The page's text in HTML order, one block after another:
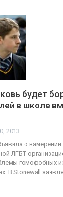
будет
в школе
2013
о намерении
ЛГБТ-
гомофобных
В Stonewall